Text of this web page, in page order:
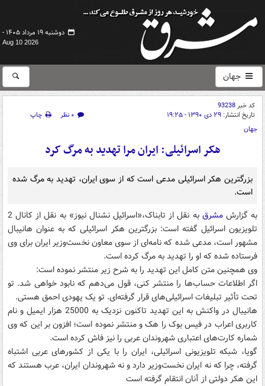
دوشنبه ۱۹ مرداد ۱۴۰۵ -
Aug 10 2026
جهان
کد خبر93238
تاریخ انتشار: ۲۹ دی ۱۳۹۰ - ۱۹:۲۵ ۰ نظر
چاپ
جهان
هکر اسرائیلی: ایران مرا تهدید به مرگ کرد
بزرگترین هکر اسرائیلی مدعی است که از سوی ایران، تهدید به مرگ شده
است.
به گزارشمشرق
به نقل از تابناک،«اسرائیل نشنال نیوز» به نقل از کانال 2
تلویزیون اسرائیل گفته است: بزرگترین هکر اسرائیلی که به عنوان ‌هانیبال
مشهور است، مدعی شده که نامه‌ای از سوی معاون نخست‌وزیر ایران برای وی
فرستاده شده که او را تهدید به مرگ کرده است.
وی همچنین متن کامل این تهدید را به شرح زیر منتشر نموده است:
اگر اطلاعات حساب‌ها را منتشر کنی، قول می‌دهم که نابود خواهی شد. تو
تحت تأثیر تبلیغات اسرائیلی‌های قرار گرفته‌ای. تو یک یهودی احمق هستی.
هانیبال در واکنش به این تهدید تاکنون نزدیک به 25000 هزار ایمیل و نام
کاربری اعراب در فیس بوک را هک و منتشر نموده است؛ افزون بر این که وی
شماره کارت‌های اعتباری شهروندان عربی را نیز فاش کرده است.
گویا، شبکه تلویزیونی اسرائیلی، ایران را با یکی از کشورهای عربی اشتباه
گرفته، چرا که نه ایران نخست‌وزیر دارد و نه شهروندان ایران، عرب هستند که
این هکر دولتی از آنان انتقام گرفته است